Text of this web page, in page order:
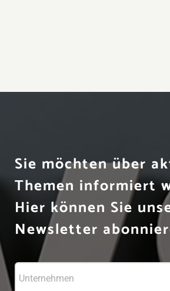
Sie möchten über
Themen informiert
Hier können Sie
Newsletter